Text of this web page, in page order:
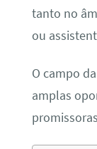
tanto no
ou
O campo
amplas